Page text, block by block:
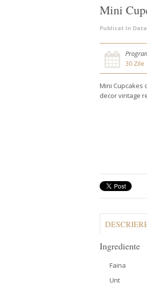
Mini
Publicat In Data
30 Zile
Mini Cupcakes
decor vintage
Ingrediente
Faina
Unt